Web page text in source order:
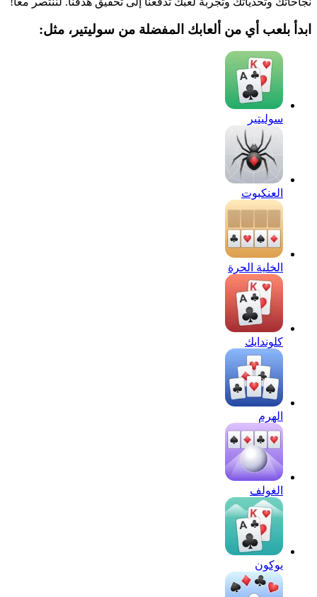
ابدأ بلعب أي من ألعابك المفضلة من سوليتير، مثل:
سوليتير
العنكبوت
الخلية الحرة
كلوندايك
الهرم
الغولف
يوكون